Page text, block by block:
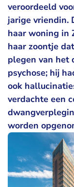
veroordeeld
jarige vriendin.
haar woning in
haar zoontje
plegen van het
psychose; hij
ook
verdachte een
worden